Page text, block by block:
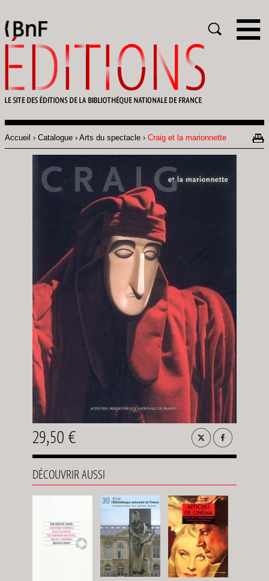
Fil
d'Ariane
Accueil Catalogue Arts du spectacle Craig et la marionnette
29,50 €
DÉCOUVRIR AUSSI